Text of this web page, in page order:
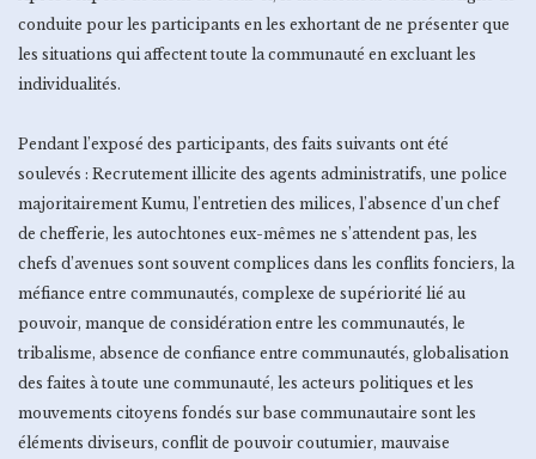
conduite pour les participants en les exhortant de ne présenter que
les situations qui affectent toute la communauté en excluant les
individualités.
Pendant l’exposé des participants, des faits suivants ont été
soulevés : Recrutement illicite des agents administratifs, une police
majoritairement Kumu, l’entretien des milices, l’absence d’un chef
de chefferie, les autochtones eux-mêmes ne s’attendent pas, les
chefs d’avenues sont souvent complices dans les conflits fonciers, la
méfiance entre communautés, complexe de supériorité lié au
pouvoir, manque de considération entre les communautés, le
tribalisme, absence de confiance entre communautés, globalisation
des faites à toute une communauté, les acteurs politiques et les
mouvements citoyens fondés sur base communautaire sont les
éléments diviseurs, conflit de pouvoir coutumier, mauvaise